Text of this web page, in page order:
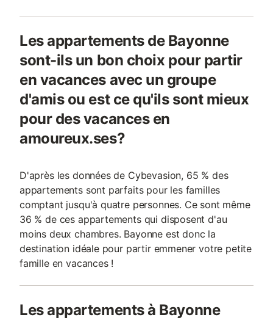
Les appartements de Bayonne
sont-ils un bon choix pour partir
en vacances avec un groupe
d'amis ou est ce qu'ils sont mieux
pour des vacances en
amoureux.ses?
D'après les données de Cybevasion, 65 % des
appartements sont parfaits pour les familles
comptant jusqu'à quatre personnes. Ce sont même
36 % de ces appartements qui disposent d'au
moins deux chambres. Bayonne est donc la
destination idéale pour partir emmener votre petite
famille en vacances !
Les appartements à Bayonne